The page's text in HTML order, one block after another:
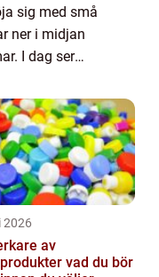
sig med små
ner i midjan
I dag ser
de f...
2026
av
vad du bör